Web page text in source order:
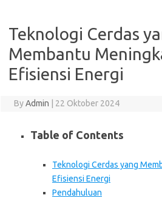
Teknologi Cerdas
Membantu
Efisiensi Energi
ByAdmin 22 Oktober 2024
Table of Contents
Teknologi Cerdas yang
Efisiensi Energi
Pendahuluan